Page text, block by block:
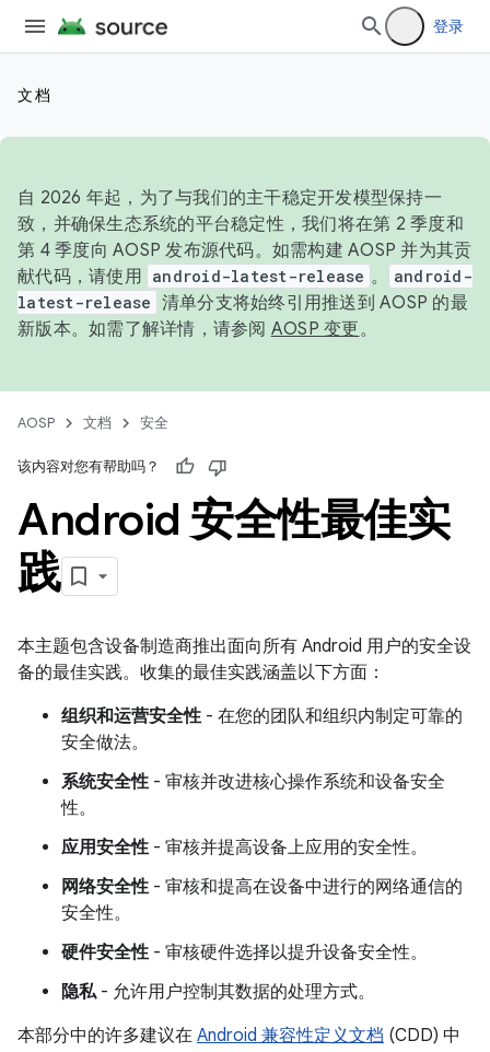
登录
文档
自 2026 年起，为了与我们的主干稳定开发模型保持一
致，并确保生态系统的平台稳定性，我们将在第 2 季度和
第 4 季度向 AOSP 发布源代码。如需构建 AOSP 并为其贡
献代码，请使用 android-latest-release 。
android-
latest-release 清单分支将始终引用推送到 AOSP 的最
新版本。如需了解详情，请参阅 AOSP 变更。
AOSP 文档 安全
该内容对您有帮助吗？
Android 安全性最佳实
践
本主题包含设备制造商推出面向所有 Android 用户的安全设
备的最佳实践。收集的最佳实践涵盖以下方面：
组织和运营安全性- 在您的团队和组织内制定可靠的
安全做法。
系统安全性- 审核并改进核心操作系统和设备安全
性。
应用安全性- 审核并提高设备上应用的安全性。
网络安全性- 审核和提高在设备中进行的网络通信的
安全性。
硬件安全性- 审核硬件选择以提升设备安全性。
隐私- 允许用户控制其数据的处理方式。
本部分中的许多建议在 Android 兼容性定义文档 (CDD) 中